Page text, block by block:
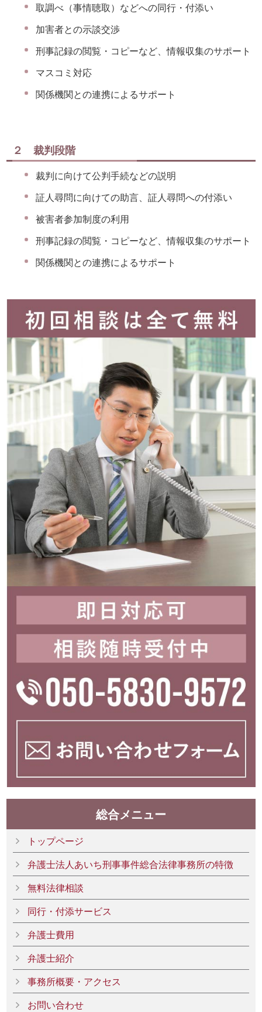
取調べ（事情聴取）などへの同行・付添い
加害者との示談交渉
刑事記録の閲覧・コピーなど、情報収集のサポート
マスコミ対応
関係機関との連携によるサポート
２ 裁判段階
裁判に向けて公判手続などの説明
証人尋問に向けての助言、証人尋問への付添い
被害者参加制度の利用
刑事記録の閲覧・コピーなど、情報収集のサポート
関係機関との連携によるサポート
総合メニュー
トップページ
弁護士法人あいち刑事事件総合法律事務所の特徴
無料法律相談
同行・付添サービス
弁護士費用
弁護士紹介
事務所概要・アクセス
お問い合わせ